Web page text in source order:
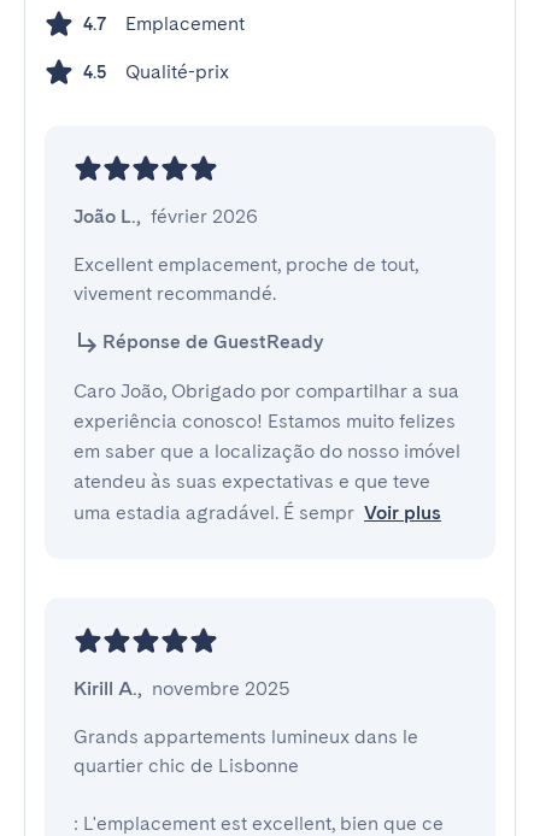
4.7 Emplacement
4.5 Qualité-prix
João L., février 2026
Excellent emplacement, proche de tout,
vivement recommandé.
Réponse de GuestReady
Caro João, Obrigado por compartilhar a sua
experiência conosco! Estamos muito felizes
em saber que a localização do nosso imóvel
atendeu às suas expectativas e que teve
uma estadia agradável. É sempr Voir plus
Kirill A., novembre 2025
Grands appartements lumineux dans le
quartier chic de Lisbonne
: L'emplacement est excellent, bien que ce